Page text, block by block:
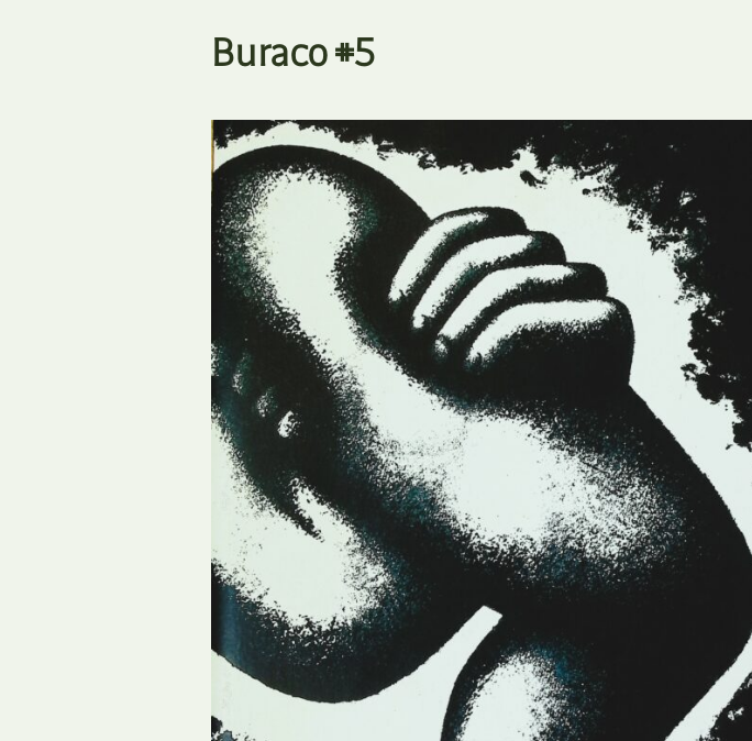
Curtas
Edição Digital
Edição Portuguesa
Exposições e
Fanzines
Festivais e Salões
Formação
Internacional
Para BD
Buraco #5